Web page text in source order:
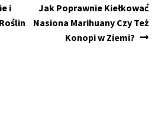
i
Następny
wpis:
Jak Poprawnie Kiełkować
Nasiona Marihuany Czy Też
Konopi w Ziemi?